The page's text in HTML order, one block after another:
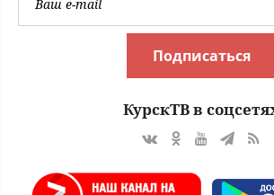
Подписаться
КурскТВ в